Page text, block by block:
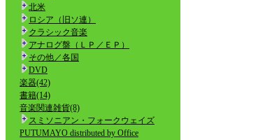
北米
ロシア（旧ソ連）
クラシック音楽
アナログ盤（ＬＰ／ＥＰ）
その他／各国
DVD
楽器(42)
書籍(14)
音楽関連雑貨(8)
スミソニアン・フォークウェイズ
PUTUMAYO distributed by Office